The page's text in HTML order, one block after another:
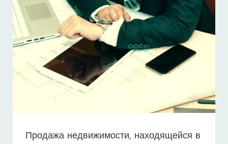
Продажа недвижимости, находящейся в